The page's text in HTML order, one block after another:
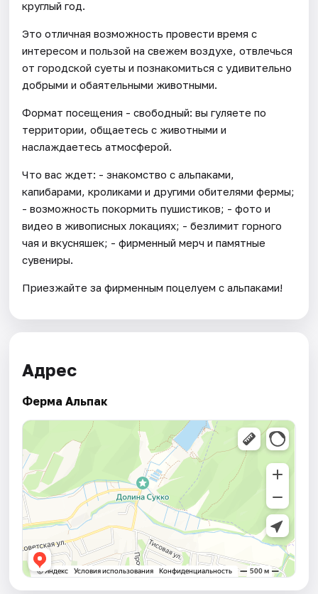
круглый год.
Это отличная возможность провести время с
интересом и пользой на свежем воздухе, отвлечься
от городской суеты и познакомиться с удивительно
добрыми и обаятельными животными.
Формат посещения - свободный: вы гуляете по
территории, общаетесь с животными и
наслаждаетесь атмосферой.
Что вас ждет: - знакомство с альпаками,
капибарами, кроликами и другими обителями фермы;
- возможность покормить пушистиков; - фото и
видео в живописных локациях; - безлимит горного
чая и вкусняшек; - фирменный мерч и памятные
сувениры.
Приезжайте за фирменным поцелуем с альпаками!
Адрес
Ферма Альпак